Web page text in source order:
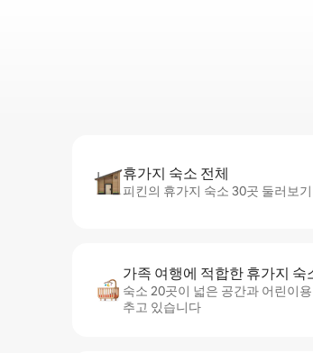
휴가지 숙소 전체
피킨의 휴가지 숙소 30곳 둘러보기
가족 여행에 적합한 휴가지 숙
숙소 20곳이 넓은 공간과 어린이
추고 있습니다